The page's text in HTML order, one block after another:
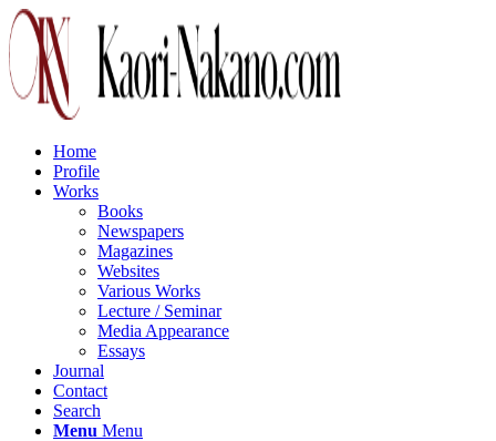
Home
Profile
Works
Books
Newspapers
Magazines
Websites
Various Works
Lecture / Seminar
Media Appearance
Essays
Journal
Contact
Search
Menu Menu